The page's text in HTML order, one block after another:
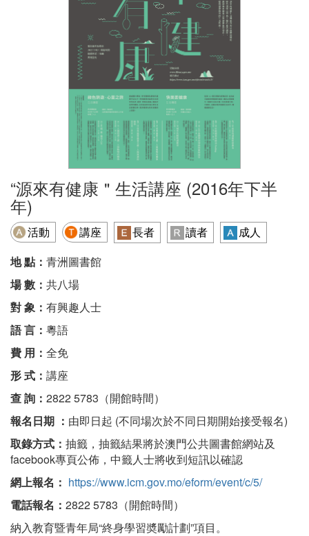
“源來有健康＂生活講座 (2016年下半
年)
活動 講座 長者 讀者
成人
地 點： 青洲圖書館
場 數： 共八場
對 象： 有興趣人士
語 言： 粵語
費 用： 全免
形 式： 講座
查 詢： 2822 5783（開館時間）
報名日期 ： 由即日起 (不同場次於不同日期開始接受報名)
取錄方式： 抽籤，抽籤結果將於澳門公共圖書館網站及
facebook專頁公佈，中籤人士將收到短訊以確認
網上報名： https://www.icm.gov.mo/eform/event/c/5/
電話報名： 2822 5783（開館時間）
納入教育暨青年局“終身學習奬勵計劃”項目。